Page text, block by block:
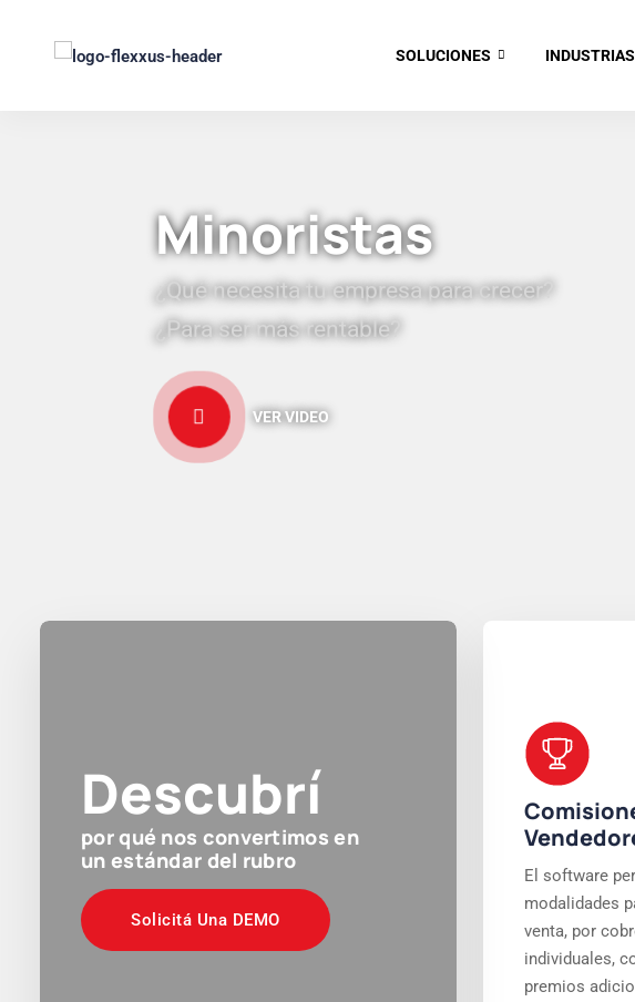
SOLUCIONES INDUSTRIAS
Minoristas
¿Qué necesita tu empresa para crecer?
¿Para ser más rentable?
VER VIDEO
Descubrí
por qué nos convertimos en
un estándar del rubro
Solicitá Una DEMO
El software
modalidades
venta, por
individuales,
premios